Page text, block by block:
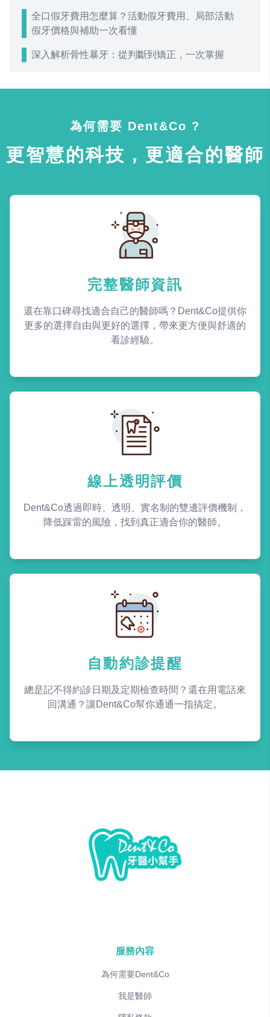
全口假牙費用怎麼算？活動假牙費用、局部活動
假牙價格與補助一次看懂
深入解析骨性暴牙：從判斷到矯正，一次掌握
為何需要 Dent&Co ?
更智慧的科技，更適合的醫師
完整醫師資訊
還在靠口碑尋找適合自己的醫師嗎？Dent&Co提供你
更多的選擇自由與更好的選擇，帶來更方便與舒適的
看診經驗。
線上透明評價
Dent&Co透過即時、透明、實名制的雙邊評價機制，
降低踩雷的風險，找到真正適合你的醫師。
自動約診提醒
總是記不得約診日期及定期檢查時間？還在用電話來
回溝通？讓Dent&Co幫你通通一指搞定。
服務內容
為何需要Dent&Co
我是醫師